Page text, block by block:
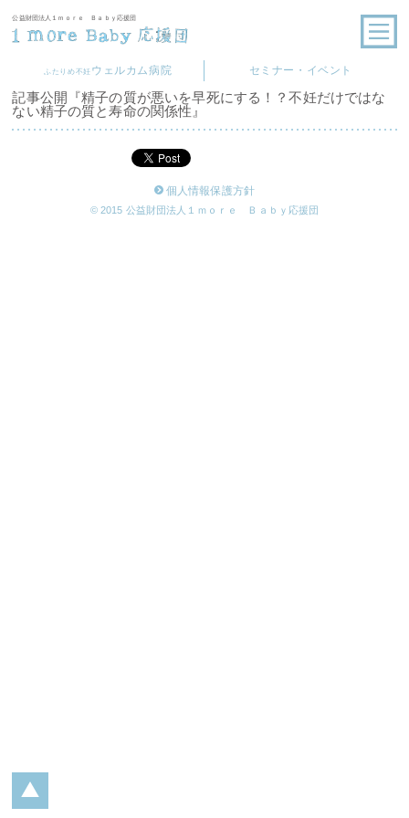
公益財団法人１ｍｏｒｅ Ｂａｂｙ応援団
ふたりめ不妊 ウェルカム病院 セミナー・イベント
記事公開『精子の質が悪いを早死にする！？不妊だけではな
ない精子の質と寿命の関係性』
個人情報保護方針
© 2015 公益財団法人１ｍｏｒｅ Ｂａｂｙ応援団